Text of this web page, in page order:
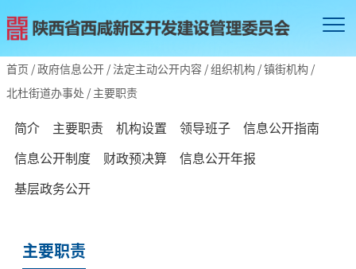
首页 /政府信息公开 / 法定主动公开内容 /组织机构 /镇街机构 /
北杜街道办事处 / 主要职责
简介 主要职责 机构设置 领导班子
信息公开指南
信息公开制度
财政预决算
信息公开年报
基层政务公开
主要职责